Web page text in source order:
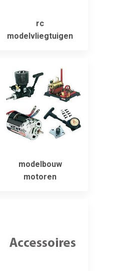
rc
modelvliegtuigen
modelbouw
motoren